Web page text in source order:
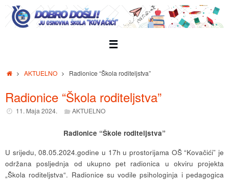
Skip
content
HomeAKTUELNO Radionice “Škola roditeljstva”
Radionice “Škola roditeljstva”
11. Maja 2024. AKTUELNO
Radionice “Škole roditeljstva”
U srijedu, 08.05.2024.godine u 17h u prostorijama OŠ “Kovačići” je
održana posljednja od ukupno pet radionica u okviru projekta
„Škola roditeljstva“. Radionice su vodile psihologinja i pedagogica